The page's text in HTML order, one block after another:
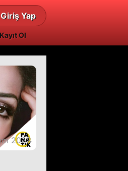
Yap
Kayıt Ol
2023